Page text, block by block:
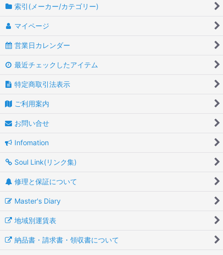
索引(メーカー/カテゴリー)
マイページ
営業日カレンダー
最近チェックしたアイテム
特定商取引法表示
ご利用案内
お問い合せ
Infomation
Soul Link(リンク集)
修理と保証について
Master's Diary
地域別運賃表
納品書・請求書・領収書について